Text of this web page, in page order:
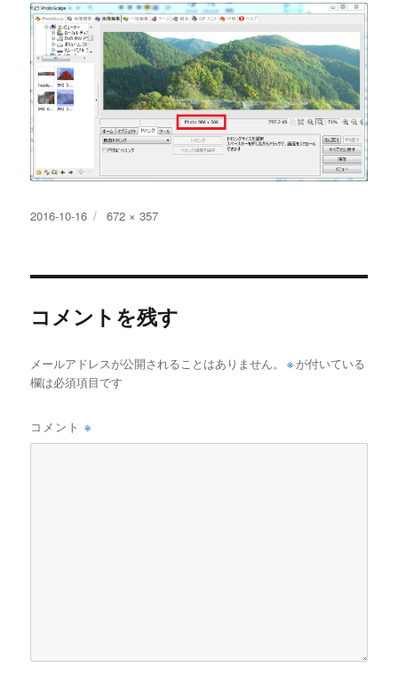
投
2016-10-16
フ
イ
672 × 357
コメントを残す
メールアドレスが公開されることはありません。 ※ が付いている
欄は必須項目です
コメント※